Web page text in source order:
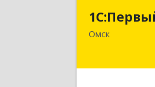
Омск
644099,